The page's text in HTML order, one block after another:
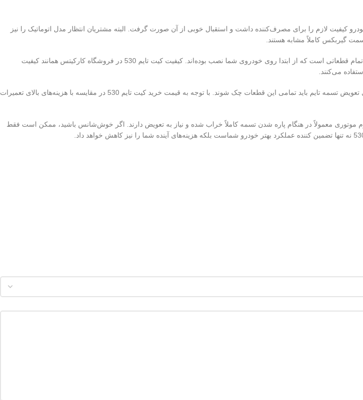
405 پرشیا و سمند وارد بازار ایران شد. این خودرو کیفیت لازم را برای مصرف‌کننده داشت و استقبال خوبی از آن صورت گرفت. البته مشتریان انتظار مدل اتوماتیک را نیز
در اینجا ما به بررسی قیمت خرید کیت تسمه تایم 530 می‌پردازیم. این کیت پاورگریپ اصلی است و شامل تمام قطعاتی است که از ابتدا روی خودروی شما نصب بوده‌اند. کیفیت کیت تایم 530 در فروشگاه کارکیتس همانند کیفیت
می‌کنند.
این کیت شامل یک تسمه تایم، یک بلبرینگ تایم، یک بلبرینگ انگشتی و یک بلبرینگ سفت کن تایم است. برای تعویض تسمه تایم باید تمامی این قطعات چک شوند. با توجه به قیمت خرید کیت تایم 530 در مقایسه با هزینه‌های بالای تعمیرات
موتوری معمولاً در هنگام پاره شدن تسمه کاملاً خراب شده و نیاز به تعویض دارند. اگر خوش‌شانس باشید، ممکن است فقط